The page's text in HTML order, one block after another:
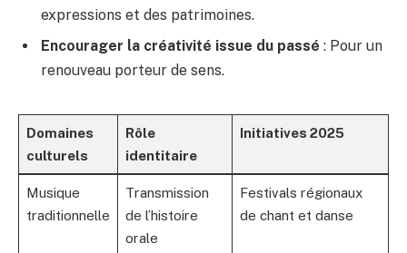
expressions et des patrimoines.
Encourager la créativité issue du passé : Pour un
renouveau porteur de sens.
Domaines
culturels
Rôle
identitaire
Initiatives 2025
Musique
traditionnelle
Transmission
de l’histoire
orale
Festivals régionaux
de chant et danse